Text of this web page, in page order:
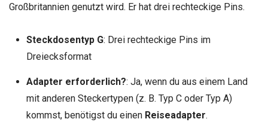
Großbritannien genutzt wird. Er hat drei rechteckige Pins.
Steckdosentyp G: Drei rechteckige Pins im
Dreiecksformat
Adapter erforderlich?: Ja, wenn du aus einem Land
mit anderen Steckertypen (z. B. Typ C oder Typ A)
kommst, benötigst du einen Reiseadapter.